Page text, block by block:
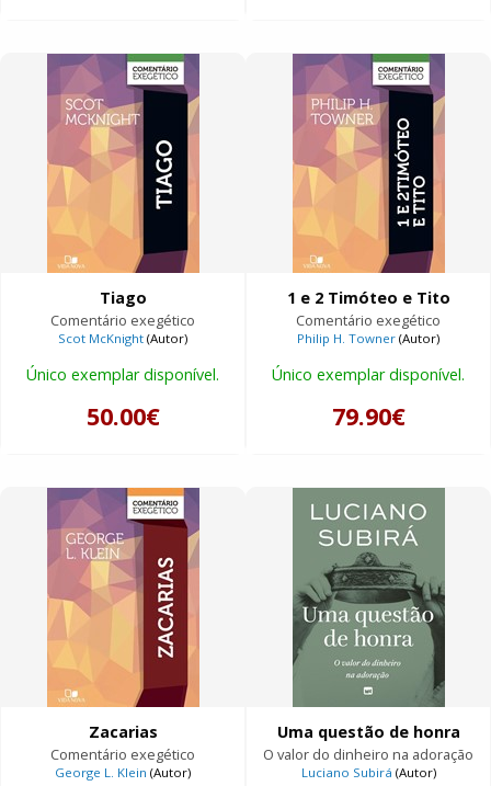
Tiago
Comentário exegético
Scot McKnight (Autor)
Único exemplar disponível.
50.00€
1 e 2 Timóteo e Tito
Comentário exegético
Philip H. Towner (Autor)
Único exemplar disponível.
79.90€
Zacarias
Comentário exegético
George L. Klein (Autor)
Uma questão de honra
O valor do dinheiro na adoração
Luciano Subirá (Autor)